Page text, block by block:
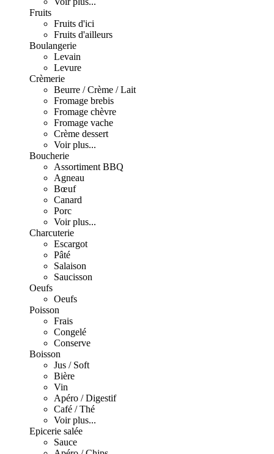
Fruits
Fruits d'ici
Fruits d'ailleurs
Boulangerie
Levain
Levure
Crèmerie
Beurre / Crème / Lait
Fromage brebis
Fromage chèvre
Fromage vache
Crème dessert
Voir plus...
Boucherie
Assortiment BBQ
Agneau
Bœuf
Canard
Porc
Voir plus...
Charcuterie
Escargot
Pâté
Salaison
Saucisson
Oeufs
Oeufs
Poisson
Frais
Congelé
Conserve
Boisson
Jus / Soft
Bière
Vin
Apéro / Digestif
Café / Thé
Voir plus...
Epicerie salée
Sauce